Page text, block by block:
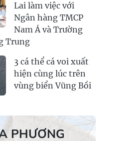
Lai làm việc với
Ngân hàng TMCP
Nam Á và Trường
Trung
3 cá thể cá voi xuất
hiện cùng lúc trên
vùng biển Vũng Bồi
PHƯƠNG